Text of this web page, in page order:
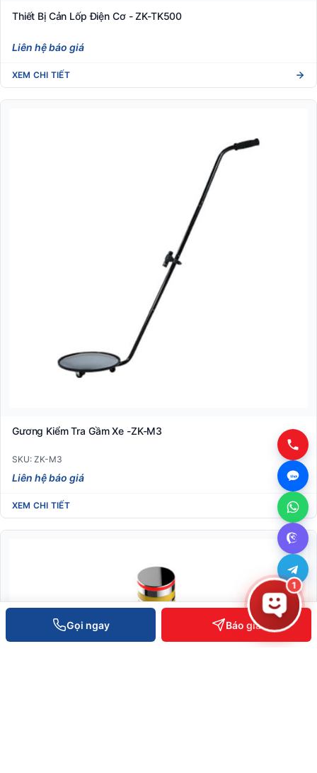
Gọi ngay Báo giá
Thiết Bị Cản Lốp Điện Cơ - ZK-TK500
Liên hệ báo giá
XEM CHI TIẾT
Gương Kiểm Tra Gầm Xe -ZK-M3
SKU: ZK-M3
Liên hệ báo giá
XEM CHI TIẾT
1